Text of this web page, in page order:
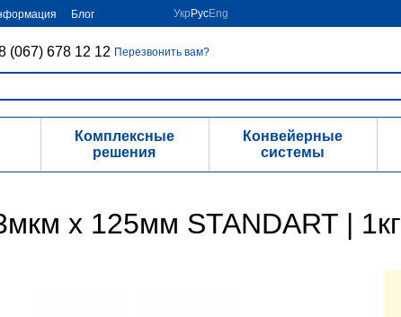
Блог Укр РусEng
(067) 678 12 12 Перезвонить вам?
Комплексные
решения
Конвейерные
системы
х 125мм STANDART | 1кг